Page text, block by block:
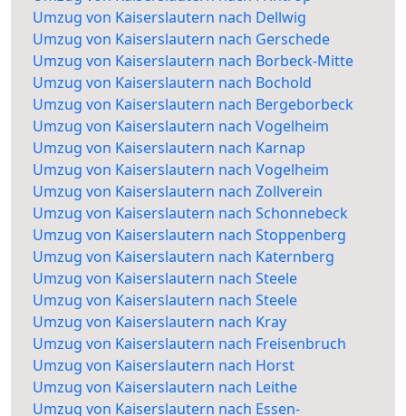
Umzug von Kaiserslautern nach Dellwig
Umzug von Kaiserslautern nach Gerschede
Umzug von Kaiserslautern nach Borbeck-Mitte
Umzug von Kaiserslautern nach Bochold
Umzug von Kaiserslautern nach Bergeborbeck
Umzug von Kaiserslautern nach Vogelheim
Umzug von Kaiserslautern nach Karnap
Umzug von Kaiserslautern nach Vogelheim
Umzug von Kaiserslautern nach Zollverein
Umzug von Kaiserslautern nach Schonnebeck
Umzug von Kaiserslautern nach Stoppenberg
Umzug von Kaiserslautern nach Katernberg
Umzug von Kaiserslautern nach Steele
Umzug von Kaiserslautern nach Steele
Umzug von Kaiserslautern nach Kray
Umzug von Kaiserslautern nach Freisenbruch
Umzug von Kaiserslautern nach Horst
Umzug von Kaiserslautern nach Leithe
Umzug von Kaiserslautern nach Essen-